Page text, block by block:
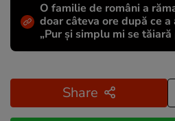
O familie de români a
doar câteva ore după ce
„Pur și simplu mi se
Share